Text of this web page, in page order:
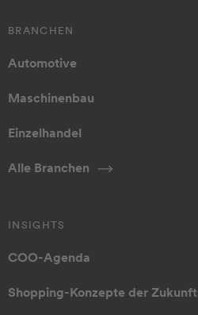
BRANCHEN
Automotive
Maschinenbau
Einzelhandel
Alle Branchen
INSIGHTS
COO-Agenda
Shopping-Konzepte der Zukunft